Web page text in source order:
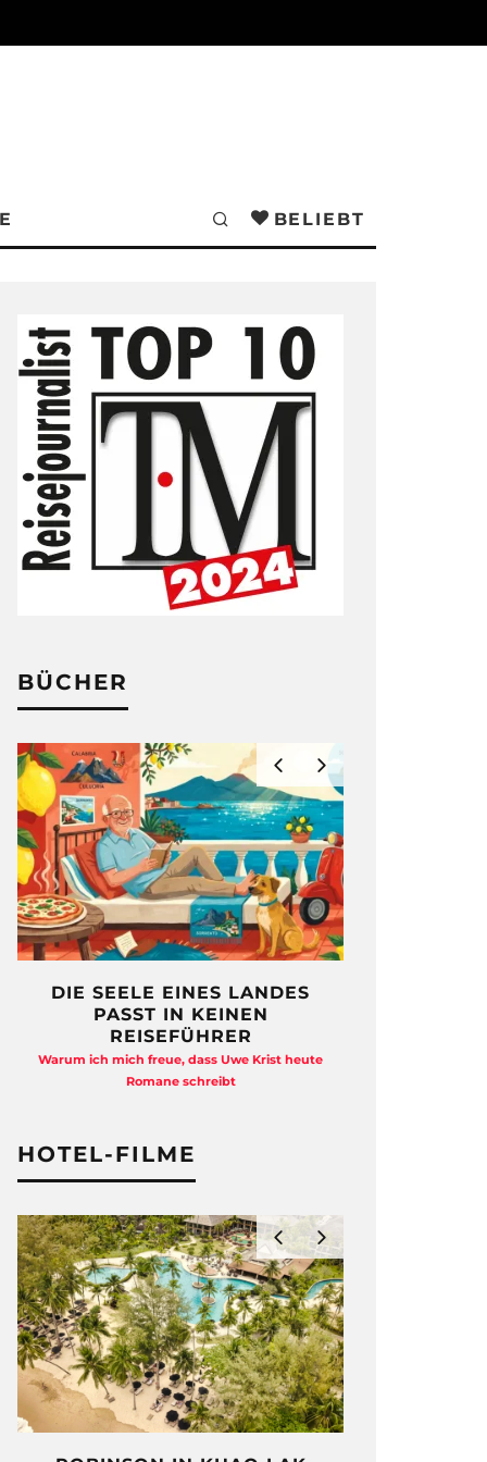
BELIEBT
BÜCHER
DIE SEELE EINES LANDES
PASST IN KEINEN
REISEFÜHRER
Warum ich mich freue, dass Uwe Krist heute
Romane schreibt
HOTEL-FILME